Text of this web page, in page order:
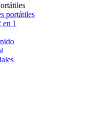
portátiles
1